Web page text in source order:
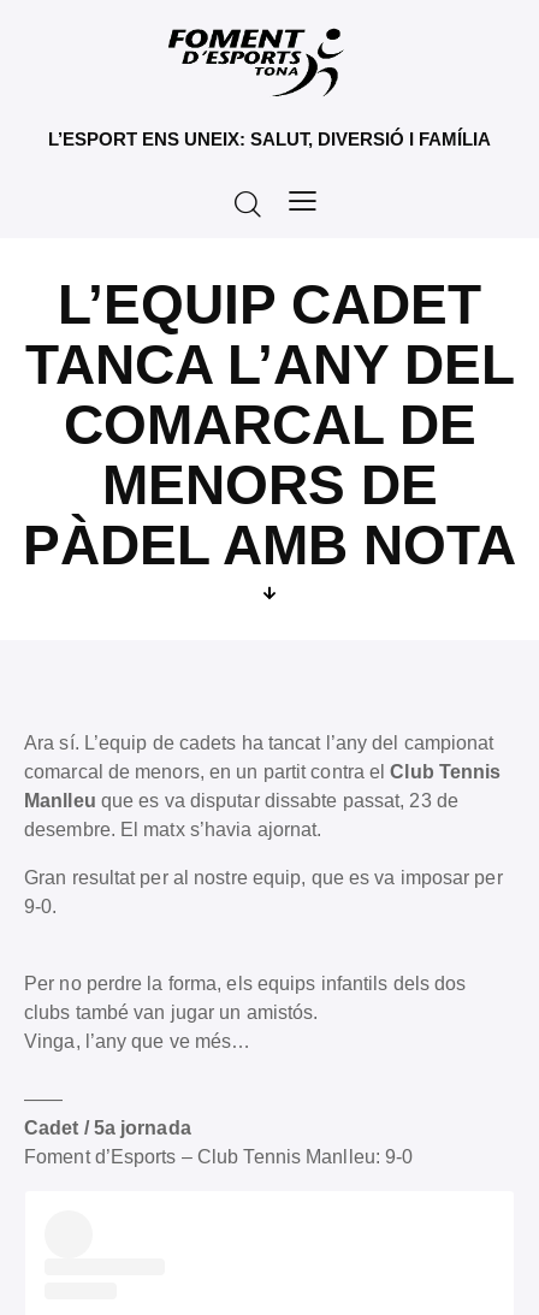
L’ESPORT ENS UNEIX: SALUT, DIVERSIÓ I FAMÍLIA
L’EQUIP CADET
TANCA L’ANY DEL
COMARCAL DE
MENORS DE
PÀDEL AMB NOTA
Ara sí. L’equip de cadets ha tancat l’any del campionat
comarcal de menors, en un partit contra el Club Tennis
Manlleu que es va disputar dissabte passat, 23 de
desembre. El matx s’havia ajornat.
Gran resultat per al nostre equip, que es va imposar per
9-0.
Per no perdre la forma, els equips infantils dels dos
clubs també van jugar un amistós.
Vinga, l’any que ve més…
——
Cadet / 5a jornada
Foment d’Esports – Club Tennis Manlleu: 9-0